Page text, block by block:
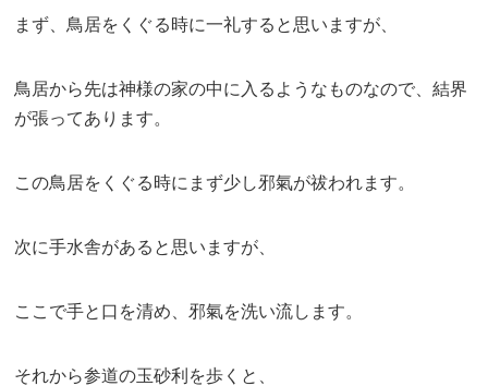
まず、鳥居をくぐる時に一礼すると思いますが、
鳥居から先は神様の家の中に入るようなものなので、結界
が張ってあります。
この鳥居をくぐる時にまず少し邪氣が祓われます。
次に手水舎があると思いますが、
ここで手と口を清め、邪氣を洗い流します。
それから参道の玉砂利を歩くと、